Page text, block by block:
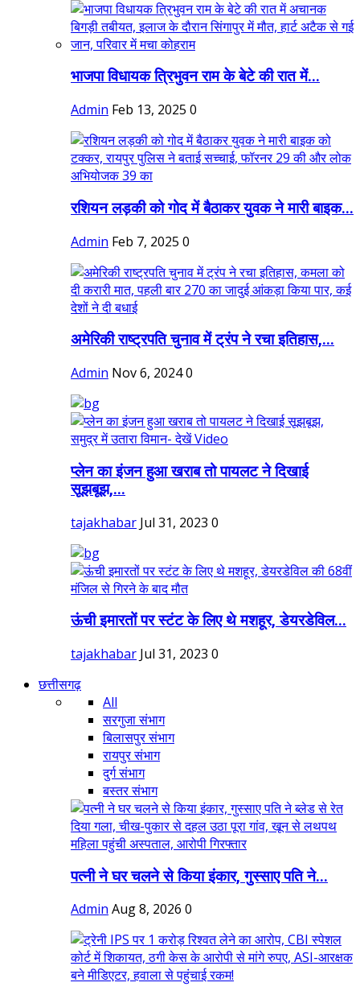
भाजपा विधायक त्रिभुवन राम के बेटे की रात में...
Admin Feb 13, 2025 0
रशियन लड़की को गोद में बैठाकर युवक ने मारी बाइक...
Admin Feb 7, 2025 0
अमेरिकी राष्ट्रपति चुनाव में ट्रंप ने रचा इतिहास,...
Admin Nov 6, 20240
प्लेन का इंजन हुआ खराब तो पायलट ने दिखाई
सूझबूझ,...
tajakhabar Jul 31, 2023 0
ऊंची इमारतों पर स्टंट के लिए थे मशहूर, डेयरडेविल...
tajakhabar Jul 31, 2023 0
छत्तीसगढ़
All
सरगुजा संभाग
बिलासपुर संभाग
रायपुर संभाग
दुर्ग संभाग
बस्तर संभाग
पत्नी ने घर चलने से किया इंकार, गुस्साए पति ने...
Admin Aug 8, 2026 0